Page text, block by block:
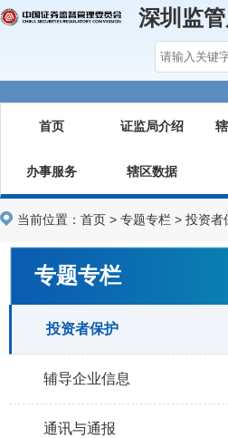
深圳监
首页 证监局介绍
办事服务 辖区数据
当前位置： 首页 > 专题专栏 > 投资者
专题专栏
投资者保护
辅导企业信息
通讯与通报